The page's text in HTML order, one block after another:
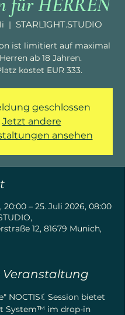
  |
STARL1GHT.STUDIO
ist limitiert auf maximal
ab 18 Jahren.
kostet EUR 333.
geschlossen
Jetzt andere
ansehen
20:00 – 25. Juli 2026, 08:00
12, 81679 Munich,
Veranstaltung
NOCTIS☾Session bietet
System™ im drop-in